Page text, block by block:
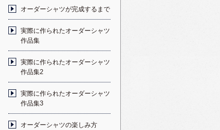
オーダーシャツが完成するまで
実際に作られたオーダーシャツ
作品集
実際に作られたオーダーシャツ
作品集2
実際に作られたオーダーシャツ
作品集3
オーダーシャツの楽しみ方